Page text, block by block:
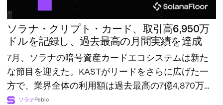
ソラナ・クリプト・カード、取引高6,950万
ドルを記録し、過去最高の月間実績を達成
7月、ソラナの暗号資産カードエコシステムは新た
な節目を迎えた。KASTがリードをさらに広げた一
方で、業界全体の利用額は過去最高の7億4,870万ド
ルに達した。
ソラナPablo